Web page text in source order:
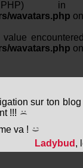
PHP)
wavatars.php
value
wavatars.php
sur ton blog
!!!
va !
Ladybud ,